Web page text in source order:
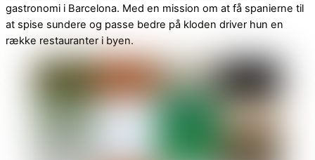
gastronomi i Barcelona. Med en mission om at få spanierne til
at spise sundere og passe bedre på kloden driver hun en
række restauranter i byen.